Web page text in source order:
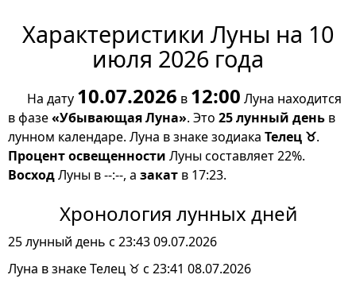
Характеристики Луны на 10
июля 2026 года
На дату 10.07.2026 в 12:00 Луна находится
в фазе«Убывающая Луна». Это 25 лунный день в
лунном календаре. Луна в знаке зодиака Телец ♉.
Процент освещенности Луны составляет 22%.
ВосходЛуны в --:--, а закат в 17:23.
Хронология лунных дней
25 лунный день с 23:43 09.07.2026
Луна в знаке Телец ♉ с 23:41 08.07.2026